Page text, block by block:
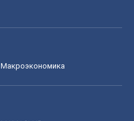
Mакроэкономика